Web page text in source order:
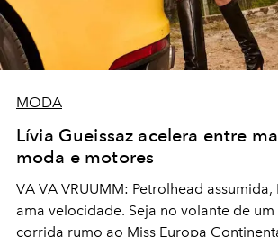
MODA
Lívia Gueissaz acelera entre
moda e motores
VA VA VRUUMM: Petrolhead assumida,
ama velocidade. Seja no volante de um
corrida rumo ao Miss Europa